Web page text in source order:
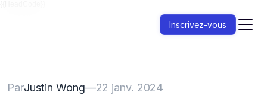
Inscrivez-vous
ParJustin Wong—22 janv. 2024